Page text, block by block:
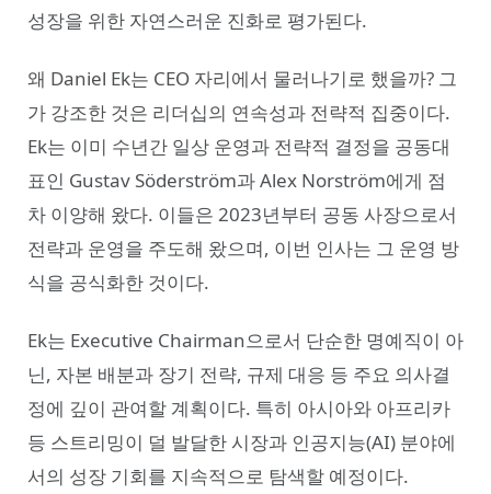
성장을 위한 자연스러운 진화로 평가된다.
왜 Daniel Ek는 CEO 자리에서 물러나기로 했을까? 그
가 강조한 것은 리더십의 연속성과 전략적 집중이다.
Ek는 이미 수년간 일상 운영과 전략적 결정을 공동대
표인 Gustav Söderström과 Alex Norström에게 점
차 이양해 왔다. 이들은 2023년부터 공동 사장으로서
전략과 운영을 주도해 왔으며, 이번 인사는 그 운영 방
식을 공식화한 것이다.
Ek는 Executive Chairman으로서 단순한 명예직이 아
닌, 자본 배분과 장기 전략, 규제 대응 등 주요 의사결
정에 깊이 관여할 계획이다. 특히 아시아와 아프리카
등 스트리밍이 덜 발달한 시장과 인공지능(AI) 분야에
서의 성장 기회를 지속적으로 탐색할 예정이다.